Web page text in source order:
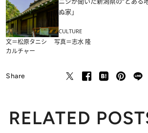
ぬ家」
CULTURE
文＝松原タニシ 写真＝志水 隆
カルチャー
Share
RELATED